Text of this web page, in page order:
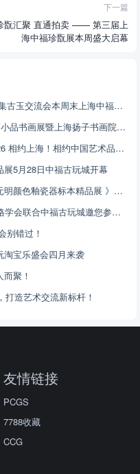
下一篇
翫汇聚 直通拍卖 —— 第三届上
海中福珍翫展本周盛大启幕
流会本周末上海中福古玩城启幕
书画院第五届扇面小品书画邀请展征稿启事
国艺术品精品展！6月13-21日 不见不散！
5月28日中福古玩城开幕
精品展 》5月28日中福古玩城开展
邀您参加——艺术品价值解读与鉴赏专场
别错过！
淘宝乐盛会四月来袭
聚！
造艺术交流新标杆！
友情链接
PCGS
7788收藏
CCG